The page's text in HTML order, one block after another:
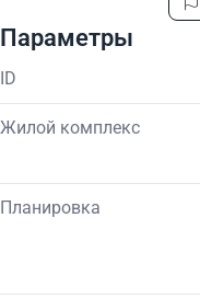
Параметры
ID
Жилой комплекс
Планировка